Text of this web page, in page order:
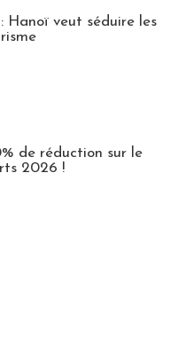
Hanoï veut séduire les
de réduction sur le
2026 !